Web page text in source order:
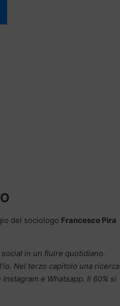
del sociologo Francesco Pira
in un fluire quotidiano.
Nel terzo capitolo una ricerca
e Whatsapp. Il 60% si